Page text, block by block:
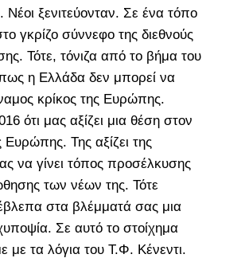
Νέοι ξενιτεύονταν. Σε ένα τόπο
γκρίζο σύννεφο της διεθνούς
Τότε, τόνιζα από το βήμα του
η Ελλάδα δεν μπορεί να
κρίκος της Ευρώπης.
ότι μας αξίζει μια θέση στον
Της αξίζει της
να γίνει τόπος προσέλκυσης
των νέων της. Τότε
στα βλέμματά σας μια
Σε αυτό το στοίχημα
με τα λόγια του Τ.Φ. Κένεντι.